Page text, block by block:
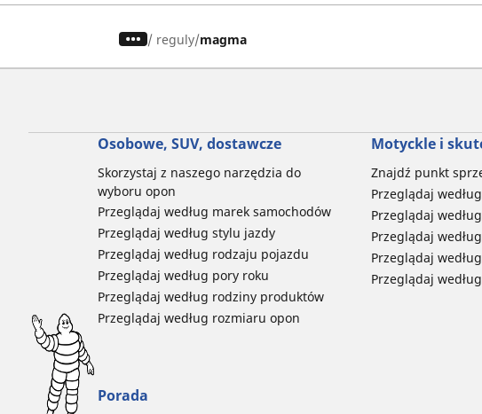
/ reguly magma
Osobowe, SUV, dostawcze
Skorzystaj z naszego narzędzia do
wyboru opon
Przeglądaj według marek samochodów
Przeglądaj według stylu jazdy
Przeglądaj według rodzaju pojazdu
Przeglądaj według pory roku
Przeglądaj według rodziny produktów
Przeglądaj według rozmiaru opon
Motyckle i
Znajdź punkt
Przeglądaj
Przeglądaj
Przeglądaj
Przeglądaj
Przeglądaj
Porada